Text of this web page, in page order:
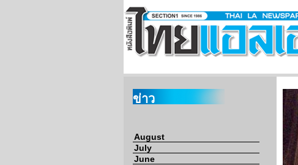
ข่าว
August
July
June